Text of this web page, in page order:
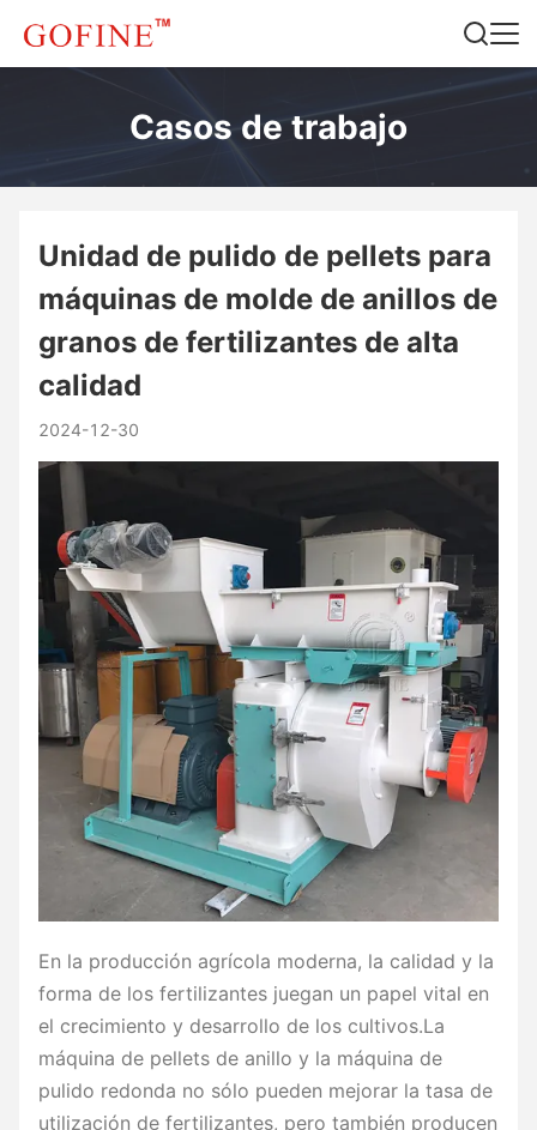
Casos de trabajo
Unidad de pulido de pellets para
máquinas de molde de anillos de
granos de fertilizantes de alta
calidad
2024-12-30
En la producción agrícola moderna, la calidad y la
forma de los fertilizantes juegan un papel vital en
el crecimiento y desarrollo de los cultivos.La
máquina de pellets de anillo y la máquina de
pulido redonda no sólo pueden mejorar la tasa de
utilización de fertilizantes, pero también producen